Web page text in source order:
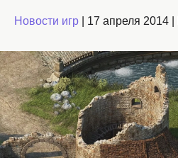
Новости игр 17 апреля 2014